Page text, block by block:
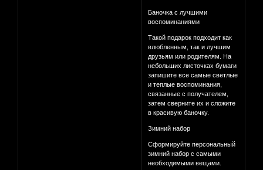
Баночка с лучшими
воспоминаниями
Такой подарок подходит как
влюбленным, так и лучшим
друзьям или родителям. На
небольших листочках бумаги
запишите все самые светлые
и теплые воспоминания,
связанные с получателем,
затем сверните их и сложите
в красивую баночку.
Зимний набор
Сформируйте персональный
зимний набор с самыми
необходимыми вещами.